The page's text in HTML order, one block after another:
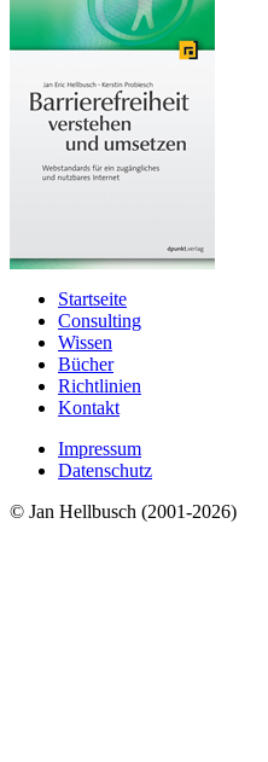
Startseite
Consulting
Wissen
Bücher
Richtlinien
Kontakt
Impressum
Datenschutz
© Jan Hellbusch (2001-2026)